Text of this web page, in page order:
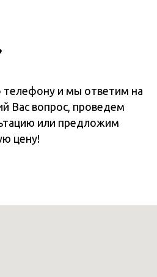
телефону и мы ответим на
Вас вопрос, проведем
или предложим
цену!